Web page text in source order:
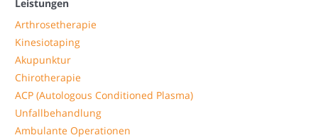
Leistungen
Arthrosetherapie
Kinesiotaping
Akupunktur
Chirotherapie
ACP (Autologous Conditioned Plasma)
Unfallbehandlung
Ambulante Operationen